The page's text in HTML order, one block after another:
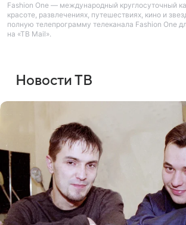
Fashion One — международный круглосуточный
красоте, развлечениях, путешествиях, кино и
полную телепрограмму телеканала Fashion One
на «ТВ Mail».
Новости ТВ